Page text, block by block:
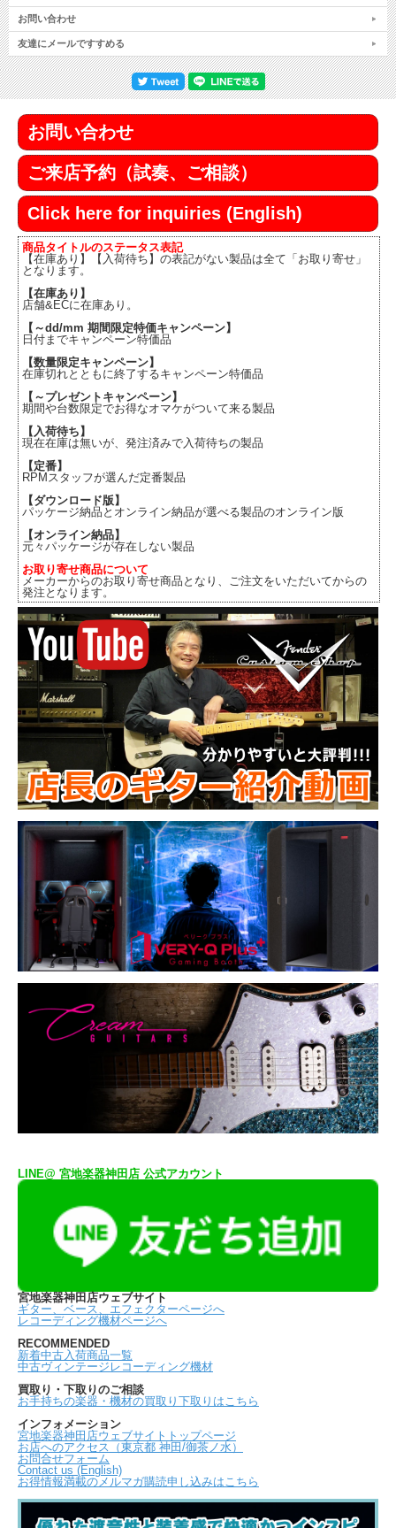
お問い合わせ
友達にメールですすめる
お問い合わせ
ご来店予約（試奏、ご相談）
Click here for inquiries (English)
商品タイトルのステータス表記
【在庫あり】【入荷待ち】の表記がない製品は全て「お取り寄せ」
となります。
【在庫あり】
店舗&ECに在庫あり。
【～dd/mm 期間限定特価キャンペーン】
日付までキャンペーン特価品
【数量限定キャンペーン】
在庫切れとともに終了するキャンペーン特価品
【～プレゼントキャンペーン】
期間や台数限定でお得なオマケがついて来る製品
【入荷待ち】
現在在庫は無いが、発注済みで入荷待ちの製品
【定番】
RPMスタッフが選んだ定番製品
【ダウンロード版】
パッケージ納品とオンライン納品が選べる製品のオンライン版
【オンライン納品】
元々パッケージが存在しない製品
お取り寄せ商品について
メーカーからのお取り寄せ商品となり、ご注文をいただいてからの
発注となります。
LINE@ 宮地楽器神田店 公式アカウント
宮地楽器神田店ウェブサイト
ギター、ベース、エフェクターページへ
レコーディング機材ページへ
RECOMMENDED
新着中古入荷商品一覧
中古ヴィンテージレコーディング機材
買取り・下取りのご相談
お手持ちの楽器・機材の買取り下取りはこちら
インフォメーション
宮地楽器神田店ウェブサイトトップページ
お店へのアクセス（東京都 神田/御茶ノ水）
お問合せフォーム
Contact us (English)
お得情報満載のメルマガ購読申し込みはこちら